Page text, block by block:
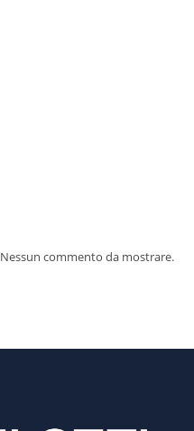
Nessun commento da mostrare.